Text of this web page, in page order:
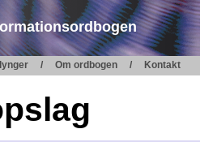
Om ordbogen Kontakt